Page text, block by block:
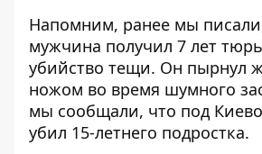
Напомним, ранее мы
мужчина получил 7 лет
убийство тещи. Он пырнул
ножом во время шумного
мы сообщали, что под
убил 15-летнего подростка.